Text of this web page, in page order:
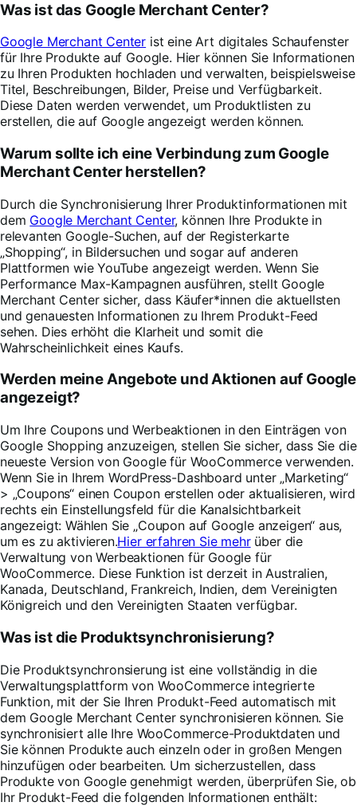
Was ist das Google Merchant Center?
Google Merchant Center ist eine Art digitales Schaufenster
für Ihre Produkte auf Google. Hier können Sie Informationen
zu Ihren Produkten hochladen und verwalten, beispielsweise
Titel, Beschreibungen, Bilder, Preise und Verfügbarkeit.
Diese Daten werden verwendet, um Produktlisten zu
erstellen, die auf Google angezeigt werden können.
Warum sollte ich eine Verbindung zum Google
Merchant Center herstellen?
Durch die Synchronisierung Ihrer Produktinformationen mit
dem Google Merchant Center, können Ihre Produkte in
relevanten Google-Suchen, auf der Registerkarte
„Shopping“, in Bildersuchen und sogar auf anderen
Plattformen wie YouTube angezeigt werden. Wenn Sie
Performance Max-Kampagnen ausführen, stellt Google
Merchant Center sicher, dass Käufer*innen die aktuellsten
und genauesten Informationen zu Ihrem Produkt-Feed
sehen. Dies erhöht die Klarheit und somit die
Wahrscheinlichkeit eines Kaufs.
Werden meine Angebote und Aktionen auf Google
angezeigt?
Um Ihre Coupons und Werbeaktionen in den Einträgen von
Google Shopping anzuzeigen, stellen Sie sicher, dass Sie die
neueste Version von Google für WooCommerce verwenden.
Wenn Sie in Ihrem WordPress-Dashboard unter „Marketing“
> „Coupons“ einen Coupon erstellen oder aktualisieren, wird
rechts ein Einstellungsfeld für die Kanalsichtbarkeit
angezeigt: Wählen Sie „Coupon auf Google anzeigen“ aus,
um es zu aktivieren.Hier erfahren Sie mehrüber die
Verwaltung von Werbeaktionen für Google für
WooCommerce. Diese Funktion ist derzeit in Australien,
Kanada, Deutschland, Frankreich, Indien, dem Vereinigten
Königreich und den Vereinigten Staaten verfügbar.
Was ist die Produktsynchronisierung?
Die Produktsynchronsierung ist eine vollständig in die
Verwaltungsplattform von WooCommerce integrierte
Funktion, mit der Sie Ihren Produkt-Feed automatisch mit
dem Google Merchant Center synchronisieren können. Sie
synchronisiert alle Ihre WooCommerce-Produktdaten und
Sie können Produkte auch einzeln oder in großen Mengen
hinzufügen oder bearbeiten. Um sicherzustellen, dass
Produkte von Google genehmigt werden, überprüfen Sie, ob
Ihr Produkt-Feed die folgenden Informationen enthält: